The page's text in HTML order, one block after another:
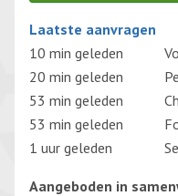
Gelieve dit veld leeg te
Laatste aanvragen
10 min geleden
20 min geleden
53 min geleden
53 min geleden
1 uur geleden
Aangeboden in